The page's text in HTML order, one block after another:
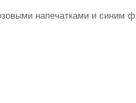
напечатками и синим